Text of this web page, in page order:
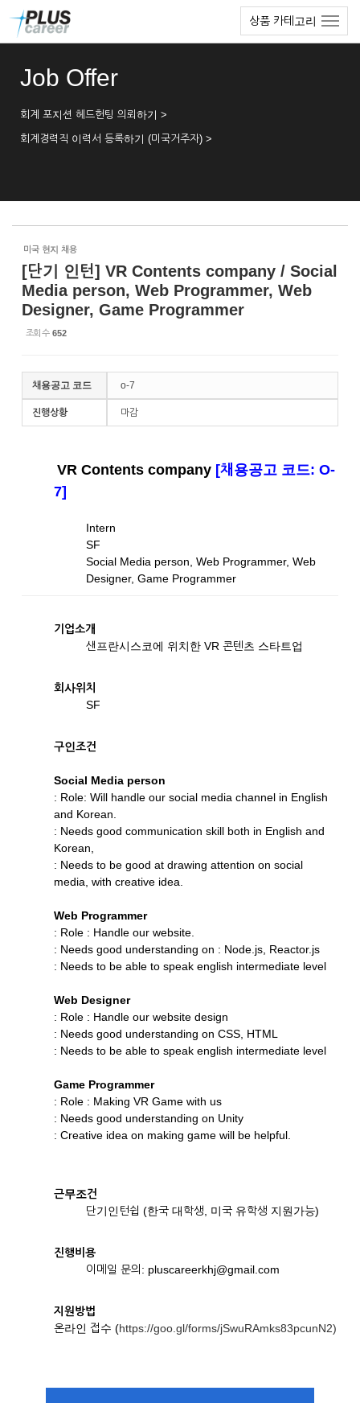
상품 카테고리
Job Offer
회계 포지션 헤드헌팅 의뢰하기 >
회계경력직 이력서 등록하기 (미국거주자) >
미국 현지 채용
[단기 인턴] VR Contents company / Social
Media person, Web Programmer, Web
Designer, Game Programmer
조회 수 652
채용공고 코드 o-7
진행상황 마감
VR Contents company [채용공고 코드: O-
7]
Intern
SF
Social Media person, Web Programmer, Web
Designer, Game Programmer
기업소개
샌프란시스코에 위치한 VR 콘텐츠 스타트업
회사위치
SF
구인조건
Social Media person
: Role: Will handle our social media channel in English
and Korean.
: Needs good communication skill both in English and
Korean,
: Needs to be good at drawing attention on social
media, with creative idea.
Web Programmer
: Role : Handle our website.
: Needs good understanding on : Node.js, Reactor.js
: Needs to be able to speak english intermediate level
Web Designer
: Role : Handle our website design
: Needs good understanding on CSS, HTML
: Needs to be able to speak english intermediate level
Game Programmer
: Role : Making VR Game with us
: Needs good understanding on Unity
: Creative idea on making game will be helpful.
근무조건
단기인턴쉽 (한국 대학생, 미국 유학생 지원가능)
진행비용
이메일 문의: pluscareerkhj@gmail.com
지원방법
온라인 접수 (https://goo.gl/forms/jSwuRAmks83pcunN2)